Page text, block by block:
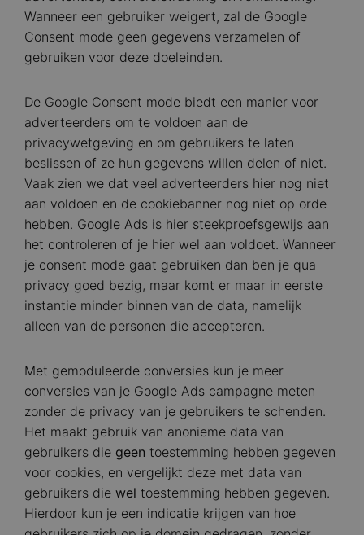
Wanneer een gebruiker weigert, zal de Google
Consent mode geen gegevens verzamelen of
gebruiken voor deze doeleinden.
De Google Consent mode biedt een manier voor
adverteerders om te voldoen aan de
privacywetgeving en om gebruikers te laten
beslissen of ze hun gegevens willen delen of niet.
Vaak zien we dat veel adverteerders hier nog niet
aan voldoen en de cookiebanner nog niet op orde
hebben. Google Ads is hier steekproefsgewijs aan
het controleren of je hier wel aan voldoet. Wanneer
je consent mode gaat gebruiken dan ben je qua
privacy goed bezig, maar komt er maar in eerste
instantie minder binnen van de data, namelijk
alleen van de personen die accepteren.
Met gemoduleerde conversies kun je meer
conversies van je Google Ads campagne meten
zonder de privacy van je gebruikers te schenden.
Het maakt gebruik van anonieme data van
gebruikers die geen toestemming hebben gegeven
voor cookies, en vergelijkt deze met data van
gebruikers die wel toestemming hebben gegeven.
Hierdoor kun je een indicatie krijgen van hoe